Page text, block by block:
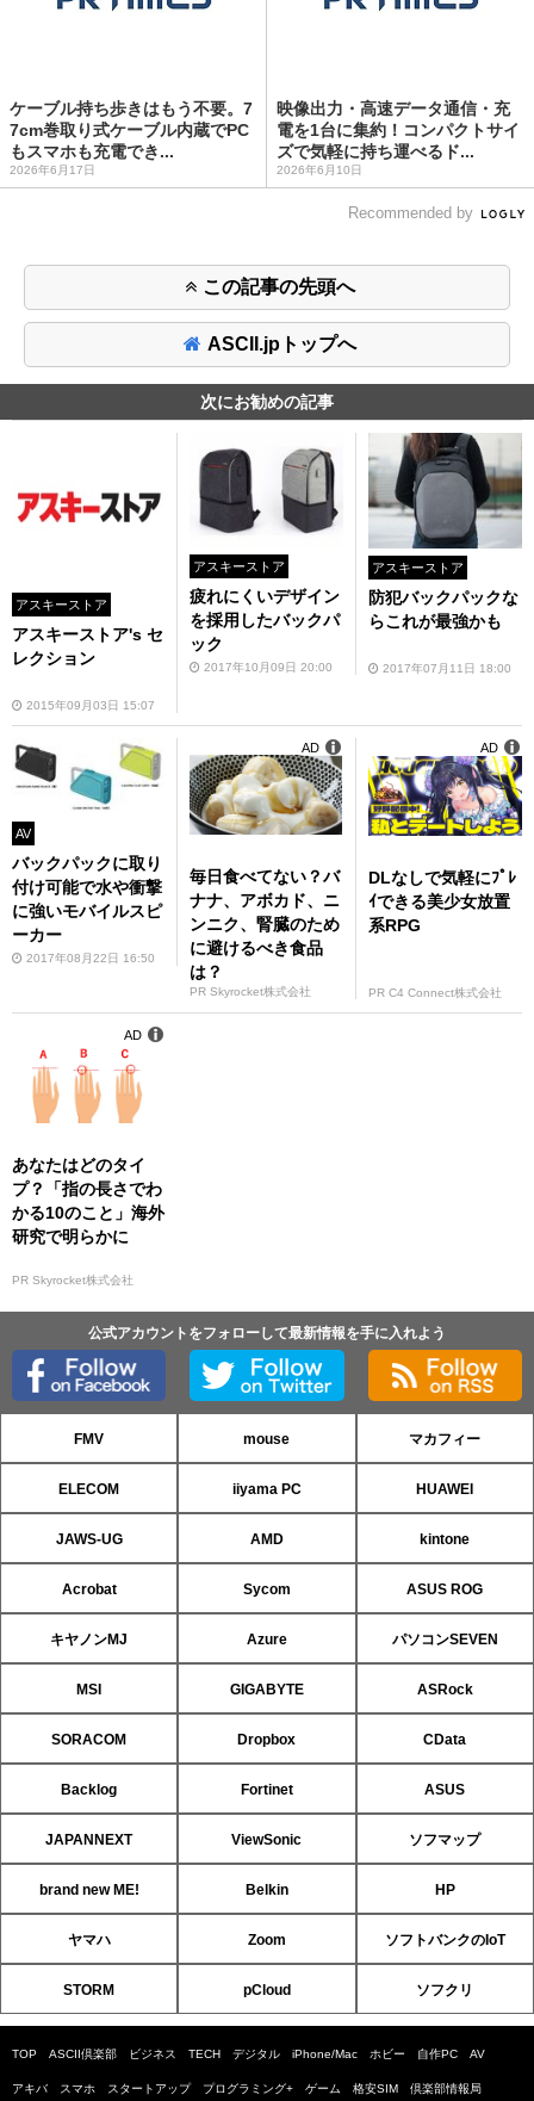
ケーブル持ち歩きはもう不要。7
7cm巻取り式ケーブル内蔵でPC
もスマホも充電でき...
2026年6月17日
映像出力・高速データ通信・充
電を1台に集約！コンパクトサイ
ズで気軽に持ち運べるド...
2026年6月10日
Recommended by
この記事の先頭へ
ASCII.jpトップへ
次にお勧めの記事
アスキーストア
アスキーストア's セ
レクション
2015年09月03日 15:07
アスキーストア
疲れにくいデザイン
を採用したバックパ
ック
2017年10月09日 20:00
アスキーストア
防犯バックパックな
らこれが最強かも
2017年07月11日 18:00
AV
バックパックに取り
付け可能で水や衝撃
に強いモバイルスピ
ーカー
2017年08月22日 16:50
毎日食べてない？バ
ナナ、アボカド、ニ
ンニク、腎臓のため
に避けるべき食品
は？
PR Skyrocket株式会社
AD
DLなしで気軽にﾌﾟﾚ
ｲできる美少女放置
系RPG
PR C4 Connect株式会社
AD
あなたはどのタイ
プ？「指の長さでわ
かる10のこと」海外
研究で明らかに
PR Skyrocket株式会社
AD
公式アカウントをフォローして最新情報を手に入れよう
FMV mouse マカフィー
ELECOM iiyama PC HUAWEI
JAWS-UG AMD kintone
Acrobat Sycom ASUS ROG
キヤノンMJ Azure パソコンSEVEN
MSI GIGABYTE ASRock
SORACOM Dropbox CData
Backlog Fortinet ASUS
JAPANNEXT ViewSonic ソフマップ
brand new ME! Belkin HP
ヤマハ Zoom ソフトバンクのIoT
STORM pCloud ソフクリ
TOP ASCII倶楽部 ビジネス TECH デジタル iPhone/Mac ホビー 自作PC AV
アキバ スマホ スタートアップ プログラミング+ ゲーム 格安SIM 倶楽部情報局